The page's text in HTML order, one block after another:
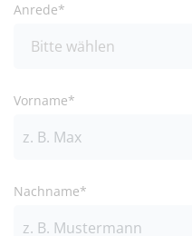
Anrede*
Vorname*
Nachname*